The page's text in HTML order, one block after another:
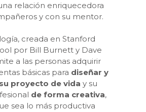
relación enriquecedora
y con su mentor.
creada en Stanford
por Bill Burnett y Dave
a las personas adquirir
básicas para diseñar y
proyecto de vida y su
de forma creativa,
sea lo más productiva